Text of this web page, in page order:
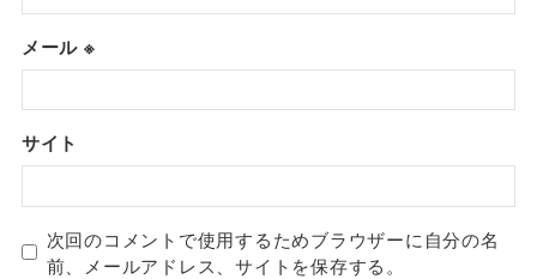
メール ※
サイト
次回のコメントで使用するためブラウザーに自分の名
前、メールアドレス、サイトを保存する。